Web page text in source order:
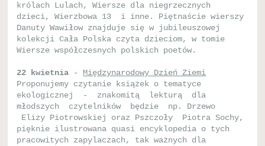
królach Lulach, Wiersze dla niegrzecznych
dzieci, Wierzbowa 13 i inne. Piętnaście wierszy
Danuty Wawiłow znajduje się w jubileuszowej
kolekcji Cała Polska czyta dzieciom, w tomie
Wiersze współczesnych polskich poetów.
22 kwietnia - Międzynarodowy Dzień Ziemi
Proponujemy czytanie książek o tematyce
ekologicznej - znakomitą lekturą dla
młodszych czytelników będzie np. Drzewo
Elizy Piotrowskiej oraz Pszczoły Piotra Sochy,
pięknie ilustrowana quasi encyklopedia o tych
pracowitych zapylaczach, tak ważnych dla